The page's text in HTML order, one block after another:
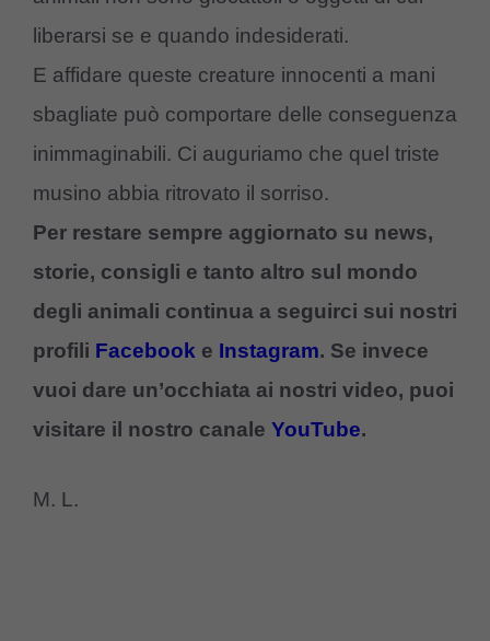
liberarsi se e quando indesiderati.
E affidare queste creature innocenti a mani
sbagliate può comportare delle conseguenza
inimmaginabili. Ci auguriamo che quel triste
musino abbia ritrovato il sorriso.
Per restare sempre aggiornato su news,
storie, consigli e tanto altro sul mondo
degli animali continua a seguirci sui nostri
profili Facebook e Instagram. Se invece
vuoi dare un’occhiata ai nostri video, puoi
visitare il nostro canale YouTube.
M. L.